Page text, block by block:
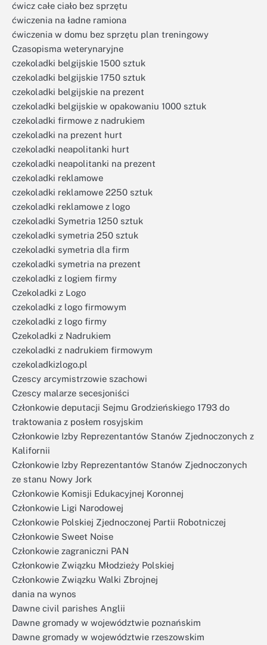
ćwicz całe ciało bez sprzętu
ćwiczenia na ładne ramiona
ćwiczenia w domu bez sprzętu plan treningowy
Czasopisma weterynaryjne
czekoladki belgijskie 1500 sztuk
czekoladki belgijskie 1750 sztuk
czekoladki belgijskie na prezent
czekoladki belgijskie w opakowaniu 1000 sztuk
czekoladki firmowe z nadrukiem
czekoladki na prezent hurt
czekoladki neapolitanki hurt
czekoladki neapolitanki na prezent
czekoladki reklamowe
czekoladki reklamowe 2250 sztuk
czekoladki reklamowe z logo
czekoladki Symetria 1250 sztuk
czekoladki symetria 250 sztuk
czekoladki symetria dla firm
czekoladki symetria na prezent
czekoladki z logiem firmy
Czekoladki z Logo
czekoladki z logo firmowym
czekoladki z logo firmy
Czekoladki z Nadrukiem
czekoladki z nadrukiem firmowym
czekoladkizlogo.pl
Czescy arcymistrzowie szachowi
Czescy malarze secesjoniści
Członkowie deputacji Sejmu Grodzieńskiego 1793 do
traktowania z posłem rosyjskim
Członkowie Izby Reprezentantów Stanów Zjednoczonych z
Kalifornii
Członkowie Izby Reprezentantów Stanów Zjednoczonych
ze stanu Nowy Jork
Członkowie Komisji Edukacyjnej Koronnej
Członkowie Ligi Narodowej
Członkowie Polskiej Zjednoczonej Partii Robotniczej
Członkowie Sweet Noise
Członkowie zagraniczni PAN
Członkowie Związku Młodzieży Polskiej
Członkowie Związku Walki Zbrojnej
dania na wynos
Dawne civil parishes Anglii
Dawne gromady w województwie poznańskim
Dawne gromady w województwie rzeszowskim